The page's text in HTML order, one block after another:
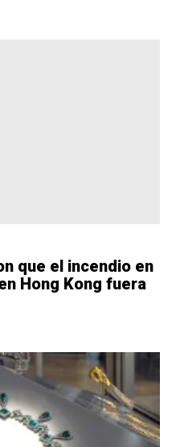
que el incendio en
Hong Kong fuera